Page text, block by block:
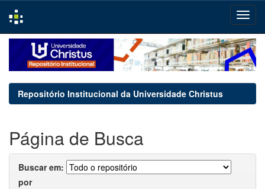
navigation
Repositório Institucional da Universidade Christus
Página de Busca
Buscar em:
por